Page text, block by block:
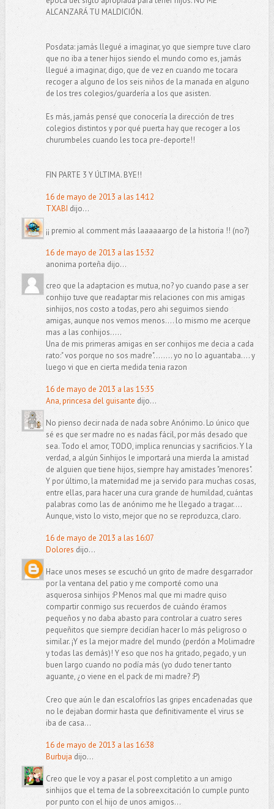
ALCANZARÁ TU MALDICIÓN.
Posdata: jamás llegué a imaginar, yo que siempre tuve claro
que no iba a tener hijos siendo el mundo como es, jamás
llegué a imaginar, digo, que de vez en cuando me tocara
recoger a alguno de los seis niños de la manada en alguno
de los tres colegios/guardería a los que asisten.
Es más, jamás pensé que conocería la dirección de tres
colegios distintos y por qué puerta hay que recoger a los
churumbeles cuando les toca pre-deporte!!
FIN PARTE 3 Y ÚLTIMA. BYE!!
16 de mayo de 2013 a las 14:12
TXABI dijo...
¡¡ premio al comment más laaaaaargo de la historia !! (no?)
16 de mayo de 2013 a las 15:32
anonima porteña dijo...
creo que la adaptacion es mutua, no? yo cuando pase a ser
conhijo tuve que readaptar mis relaciones con mis amigas
sinhijos, nos costo a todas, pero ahi seguimos siendo
amigas, aunque nos vemos menos.... lo mismo me acerque
mas a las conhijos.....
Una de mis primeras amigas en ser conhijos me decia a cada
rato:" vos porque no sos madre"........ yo no lo aguantaba.... y
luego vi que en cierta medida tenia razon
16 de mayo de 2013 a las 15:35
Ana, princesa del guisante dijo...
No pienso decir nada de nada sobre Anónimo. Lo único que
sé es que ser madre no es nadas fácil, por más desado que
sea. Todo el amor, TODO, implica renuncias y sacrificios. Y la
verdad, a algún Sinhijos le importará una mierda la amistad
de alguien que tiene hijos, siempre hay amistades "menores".
Y por último, la maternidad me ja servido para muchas cosas,
entre ellas, para hacer una cura grande de humildad, cuántas
palabras como las de anónimo me he llegado a tragar....
Aunque, visto lo visto, mejor que no se reproduzca, claro.
16 de mayo de 2013 a las 16:07
Dolores dijo...
Hace unos meses se escuchó un grito de madre desgarrador
por la ventana del patio y me comporté como una
asquerosa sinhijos :P Menos mal que mi madre quiso
compartir conmigo sus recuerdos de cuándo éramos
pequeños y no daba abasto para controlar a cuatro seres
pequeñitos que siempre decidían hacer lo más peligroso o
similar. ¡Y es la mejor madre del mundo (perdón a Molimadre
y todas las demás)! Y eso que nos ha gritado, pegado, y un
buen largo cuando no podía más (yo dudo tener tanto
aguante, ¿o viene en el pack de mi madre? :P)
Creo que aún le dan escalofríos las gripes encadenadas que
no le dejaban dormir hasta que definitivamente el virus se
iba de casa...
16 de mayo de 2013 a las 16:38
Burbuja dijo...
Creo que le voy a pasar el post completito a un amigo
sinhijos que el tema de la sobreexcitación lo cumple punto
por punto con el hijo de unos amigos...